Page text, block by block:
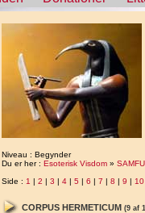
Niveau : Begynder
Du er her : Esoterisk Visdom »
Side : 1 | 2 | 3 | 4 | 5 | 6 | 7 | 8 | 9 | 10
CORPUS HERMETICUM (9 af